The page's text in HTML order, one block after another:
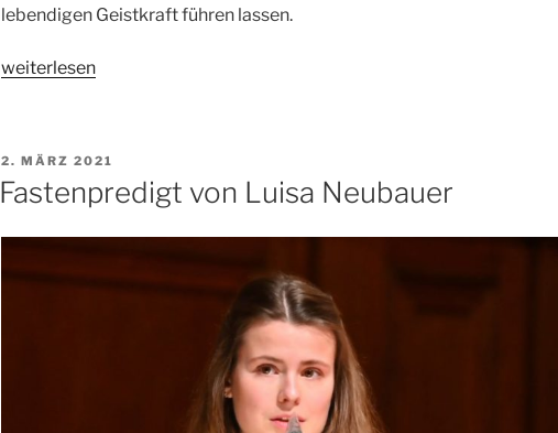
lebendigen Geistkraft führen lassen.
„Im
weiterlesen
VERÖFFENTLICHT
AM
2. MÄRZ 2021
Fastenpredigt von Luisa Neubauer